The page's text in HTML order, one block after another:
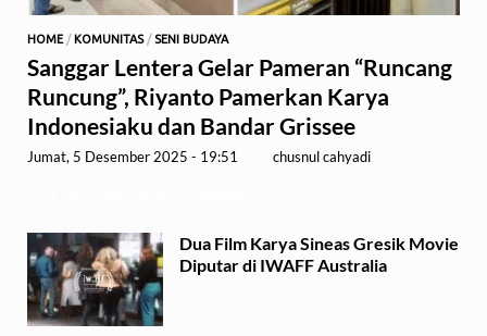
HOME / KOMUNITAS/ SENI BUDAYA
Sanggar Lentera Gelar Pameran “Runcang
Runcung”, Riyanto Pamerkan Karya
Indonesiaku dan Bandar Grissee
Jumat, 5 Desember 2025 - 19:51 chusnul cahyadi
Dua Film Karya Sineas Gresik Movie
Diputar di IWAFF Australia